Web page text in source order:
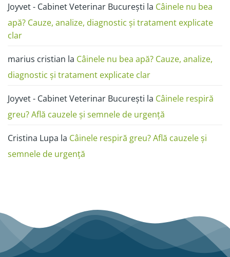
alergie
sau
Joyvet - Cabinet Veterinar București la Câinele nu bea
apă? Cauze, analize, diagnostic și tratament explicate
clar
marius cristian la Câinele nu bea apă? Cauze, analize,
diagnostic și tratament explicate clar
Joyvet - Cabinet Veterinar București la Câinele respiră
greu? Află cauzele și semnele de urgență
Cristina Lupa la Câinele respiră greu? Află cauzele și
semnele de urgență